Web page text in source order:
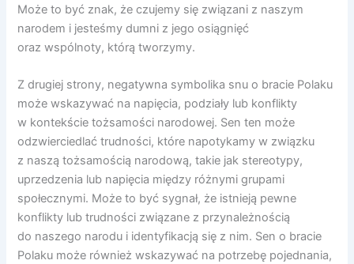
Może to być znak, że czujemy się związani z naszym
narodem i jesteśmy dumni z jego osiągnięć
oraz wspólnoty, którą tworzymy.
Z drugiej strony, negatywna symbolika snu o bracie Polaku
może wskazywać na napięcia, podziały lub konflikty
w kontekście tożsamości narodowej. Sen ten może
odzwierciedlać trudności, które napotykamy w związku
z naszą tożsamością narodową, takie jak stereotypy,
uprzedzenia lub napięcia między różnymi grupami
społecznymi. Może to być sygnał, że istnieją pewne
konflikty lub trudności związane z przynależnością
do naszego narodu i identyfikacją się z nim. Sen o bracie
Polaku może również wskazywać na potrzebę pojednania,